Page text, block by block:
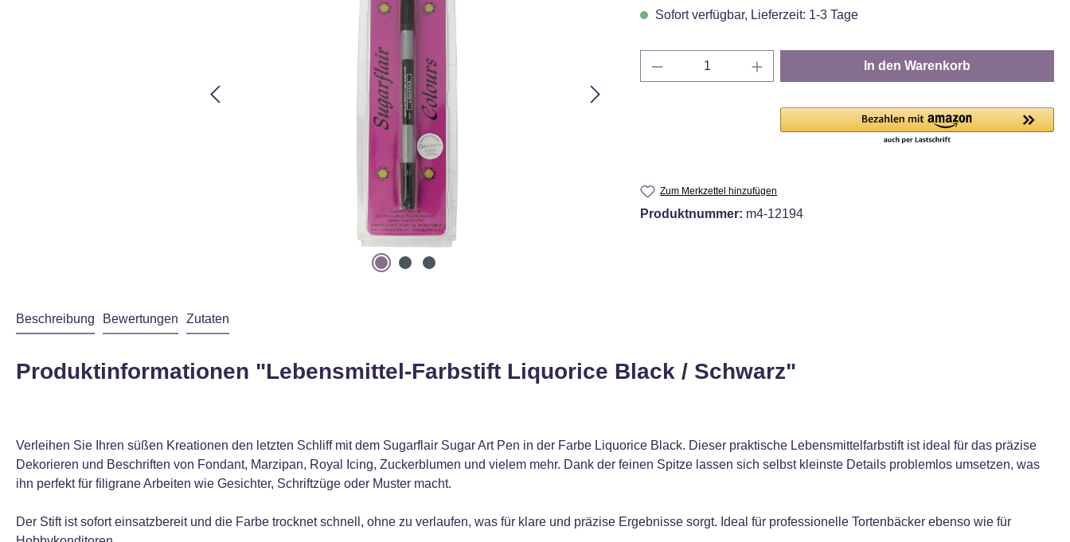
Sofort verfügbar, Lieferzeit: 1-3 Tage
Produkt Anzahl: Gib den gewünschten Wert ein
In den Warenkorb
Zum Merkzettel hinzufügen
Produktnummer: m4-12194
Beschreibung Bewertungen Zutaten
Produktinformationen "Lebensmittel-Farbstift Liquorice Black / Schwarz"
Verleihen Sie Ihren süßen Kreationen den letzten Schliff mit dem Sugarflair Sugar Art Pen in der Farbe Liquorice Black. Dieser praktische Lebensmittelfarbstift ist ideal für das präzise
Dekorieren und Beschriften von Fondant, Marzipan, Royal Icing, Zuckerblumen und vielem mehr. Dank der feinen Spitze lassen sich selbst kleinste Details problemlos umsetzen, was
ihn perfekt für filigrane Arbeiten wie Gesichter, Schriftzüge oder Muster macht.
Der Stift ist sofort einsatzbereit und die Farbe trocknet schnell, ohne zu verlaufen, was für klare und präzise Ergebnisse sorgt. Ideal für professionelle Tortenbäcker ebenso wie für